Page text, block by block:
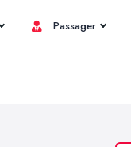
Passager